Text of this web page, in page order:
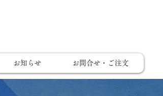
お知らせ お問合せ・ご注文